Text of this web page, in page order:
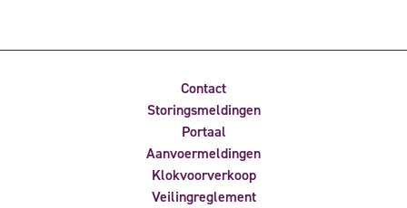
Contact
Storingsmeldingen
Portaal
Aanvoermeldingen
Klokvoorverkoop
Veilingreglement